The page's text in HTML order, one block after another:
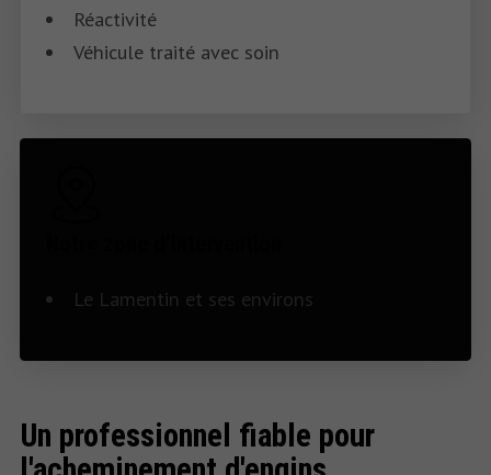
Réactivité
Véhicule traité avec soin
Le Lamentin et ses environs
Un professionnel fiable pour